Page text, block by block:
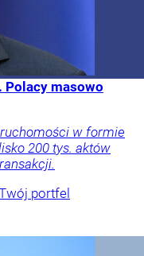
masowo
w formie
200 tys. aktów
portfel